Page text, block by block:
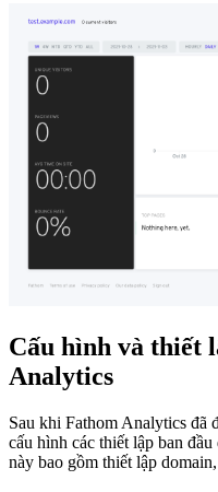
Cấu hình và thiết
Analytics
Sau khi Fathom Analytics đã
cấu hình các thiết lập ban
này bao gồm thiết lập